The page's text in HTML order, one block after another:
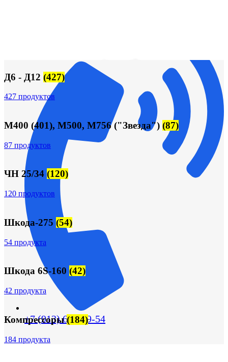
+7 (913) 672-49-54
Д6 - Д12 (427)
427 продуктов
М400 (401), М500, М756 ("Звезда") (87)
87 продуктов
ЧН 25/34 (120)
120 продуктов
Шкода-275 (54)
54 продукта
Шкода 6S-160 (42)
42 продукта
Компрессоры(184)
184 продукта